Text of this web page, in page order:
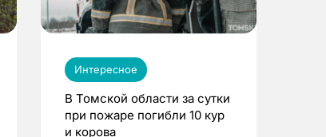
Интересное
В Томской области за сутки
при пожаре погибли 10 кур
и корова